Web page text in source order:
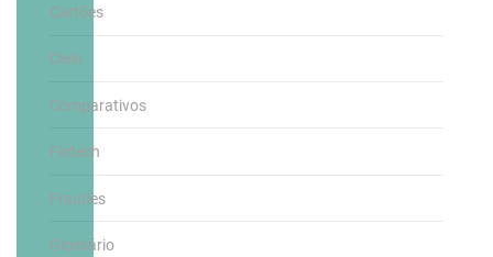
Cartões
Cielo
Comparativos
Fintech
Fraudes
Glossário